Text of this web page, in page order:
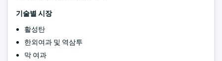
기술별 시장
활성탄
한외여과 및 역삼투
막 여과